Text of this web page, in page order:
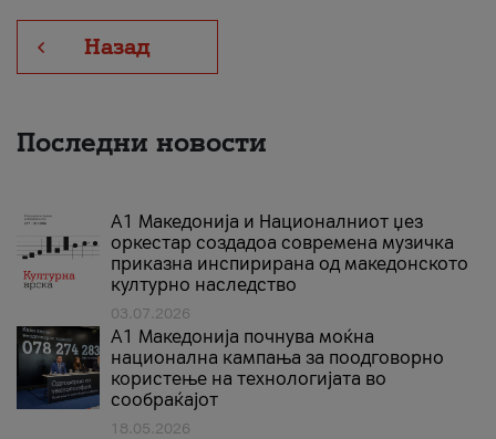
Назад
Последни новости
А1 Македонија и Националниот џез
оркестар создадоа современа музичка
приказна инспирирана од македонското
културно наследство
03.07.2026
A1 Македонија почнува моќна
национална кампања за поодговорно
користење на технологијата во
сообраќајот
18.05.2026